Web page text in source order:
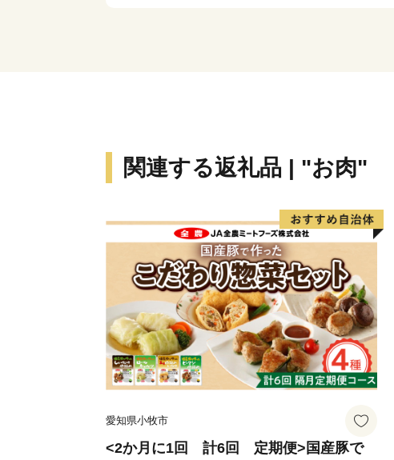
関連する返礼品 | "お肉"
愛知県小牧市
<2か月に1回 計6回 定期便>国産豚で